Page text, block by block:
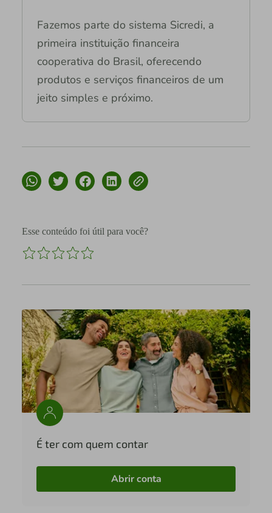
Fazemos parte do sistema Sicredi, a
primeira instituição financeira
cooperativa do Brasil, oferecendo
produtos e serviços financeiros de um
jeito simples e próximo.
Esse conteúdo foi útil para você?
É ter com quem contar
Abrir conta